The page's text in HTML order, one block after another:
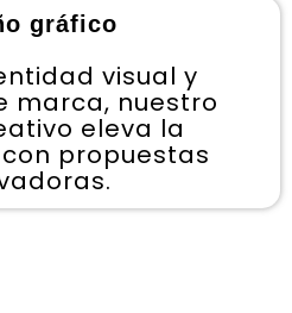
gráfico
visual y
marca, nuestro
eleva la
propuestas